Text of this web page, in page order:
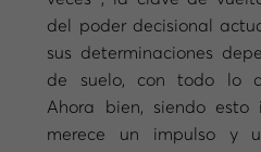
del poder decisional
sus determinaciones
de suelo, con todo lo
Ahora bien, siendo esto
merece un impulso y